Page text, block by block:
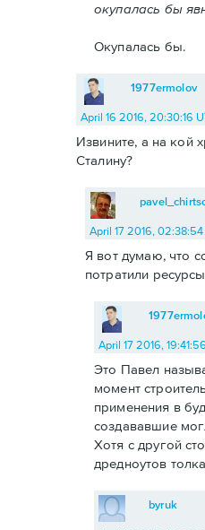
окупалась бы
Окупалась бы.
1977ermolov
April 16 2016, 20:30:16
Извините, а на кой
Сталину?
April 17 2016, 02:38:54
Я вот думаю, что
потратили
April 17 2016,
Это Павел
момент
применения в
создававшие
Хотя с другой
дредноутов
byruk